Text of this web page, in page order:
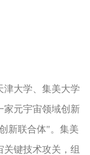
津大学、集美大学
家元宇宙领域创新
新联合体"。集美
键技术攻关，组